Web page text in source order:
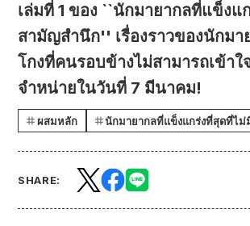
เล่มที่ 1 ของ ``นักมายากลที่แข็งแ
สามัญสำนึก'' เรื่องราวของนักมา
โกงที่คนรอบข้างไม่สามารถเข้าใ
จำหน่ายในวันที่ 7 มีนาคม!
ผสมหลัก นักมายากลที่แข็งแกร่งที่สุดที่ไ
SHARE: